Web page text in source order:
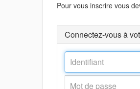
Pour vous inscrire vous
Connectez-vous à